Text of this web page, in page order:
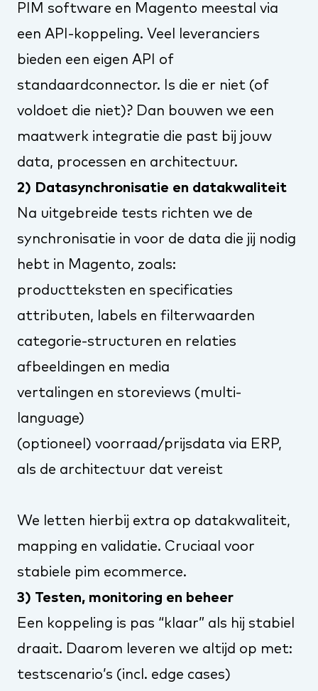
PIM software en Magento meestal via
een API-koppeling. Veel leveranciers
bieden een eigen API of
standaardconnector. Is die er niet (of
voldoet die niet)? Dan bouwen we een
maatwerk integratie die past bij jouw
data, processen en architectuur.
2) Datasynchronisatie en datakwaliteit
Na uitgebreide tests richten we de
synchronisatie in voor de data die jij nodig
hebt in Magento, zoals:
productteksten en specificaties
attributen, labels en filterwaarden
categorie-structuren en relaties
afbeeldingen en media
vertalingen en storeviews (multi-
language)
(optioneel) voorraad/prijsdata via ERP,
als de architectuur dat vereist
We letten hierbij extra op datakwaliteit,
mapping en validatie. Cruciaal voor
stabiele pim ecommerce.
3) Testen, monitoring en beheer
Een koppeling is pas “klaar” als hij stabiel
draait. Daarom leveren we altijd op met:
testscenario’s (incl. edge cases)